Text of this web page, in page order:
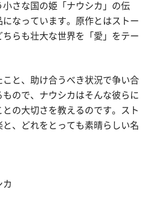
さな国の姫「ナウシカ」の伝
なっています。原作とはストー
らも壮大な世界を「愛」をテー
こと、助け合うべき状況で争い合
ので、ナウシカはそんな彼らに
の大切さを教えるのです。スト
、どれをとっても素晴らしい名
カ